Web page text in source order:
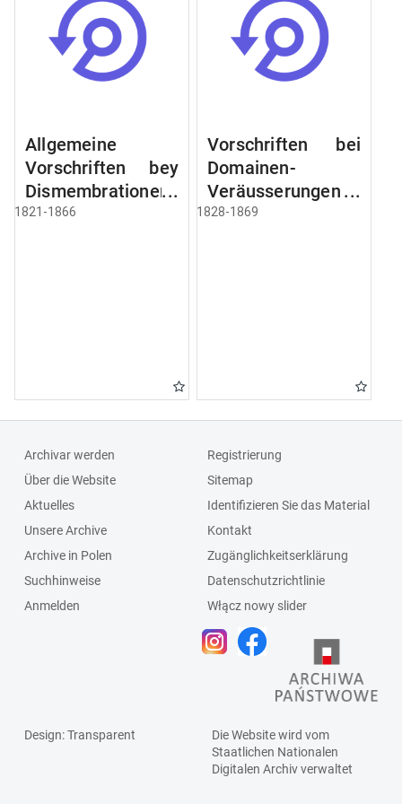
Allgemeine
Vorschriften bey
Dismembrationen
Domainen-
1821-1866
Vorschriften bei
Domainen-
Veräusserungen
und
1828-1869
Archivar werden
Über die Website
Aktuelles
Unsere Archive
Archive in Polen
Suchhinweise
Anmelden
Registrierung
Sitemap
Identifizieren Sie das Material
Kontakt
Zugänglichkeitserklärung
Datenschutzrichtlinie
Włącz nowy slider
Design: Transparent
Die Website wird vom
Staatlichen Nationalen
Digitalen Archivverwaltet